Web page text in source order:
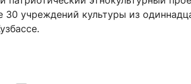
30 учреждений культуры из